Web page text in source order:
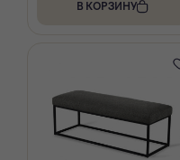
В КОРЗИНУ